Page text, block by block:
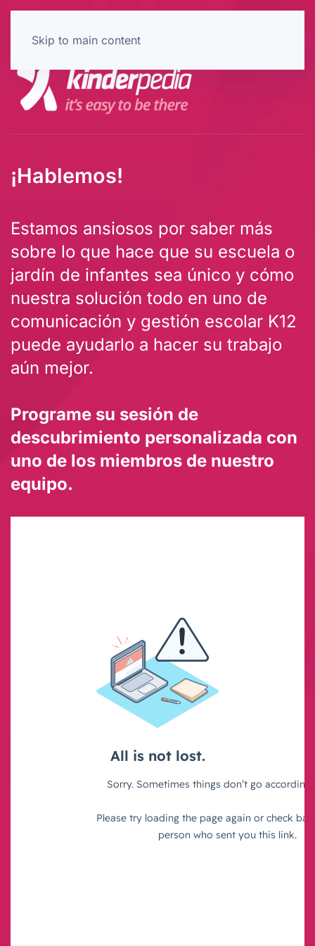
Skip to main content
¡Hablemos!
Estamos ansiosos por saber más
sobre lo que hace que su escuela o
jardín de infantes sea único y cómo
nuestra solución todo en uno de
comunicación y gestión escolar K12
puede ayudarlo a hacer su trabajo
aún mejor.
Programe su sesión de
descubrimiento personalizada con
uno de los miembros de nuestro
equipo.